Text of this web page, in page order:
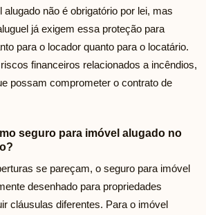
não é obrigatório por lei, mas
já exigem essa proteção para
para o locador quanto para o locatário.
financeiros relacionados a incêndios,
possam comprometer o contrato de
seguro para imóvel alugado no
se pareçam, o seguro para imóvel
desenhado para propriedades
cláusulas diferentes. Para o imóvel